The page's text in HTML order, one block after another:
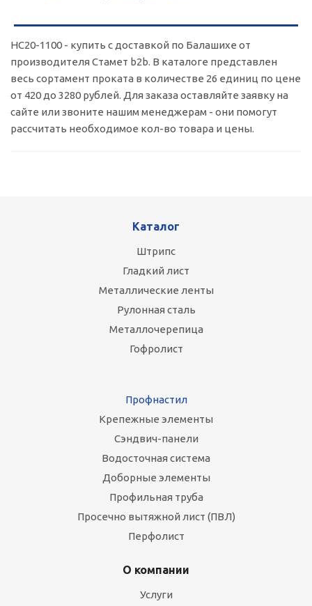
НС20-1100 - купить с доставкой по Балашихе от
производителя Стамет b2b. В каталоге представлен
весь сортамент проката в количестве 26 единиц по цене
от 420 до 3280 рублей. Для заказа оставляйте заявку на
сайте или звоните нашим менеджерам - они помогут
рассчитать необходимое кол-во товара и цены.
Каталог
Штрипс
Гладкий лист
Металлические ленты
Рулонная сталь
Металлочерепица
Гофролист
Профнастил
Крепежные элементы
Сэндвич-панели
Водосточная система
Доборные элементы
Профильная труба
Просечно вытяжной лист (ПВЛ)
Перфолист
О компании
Услуги